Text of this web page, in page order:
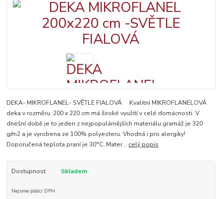
DEKA- MIKROFLANEL- SVĚTLE FIALOVÁ Kvalitní MIKROFLANELOVÁ
deka v rozměru 200 x 220 cm má široké využití v celé domácnosti. V
dnešní době je to jeden z nejpopulárnějších materiálu.gramáž je 320
g/m2 a je vyrobena ze 100% polyesteru. Vhodná i pro alergiky!
Doporučená teplota praní je 30°C. Mater... celý popis
Dostupnost Skladem
Nejsme plátci DPH